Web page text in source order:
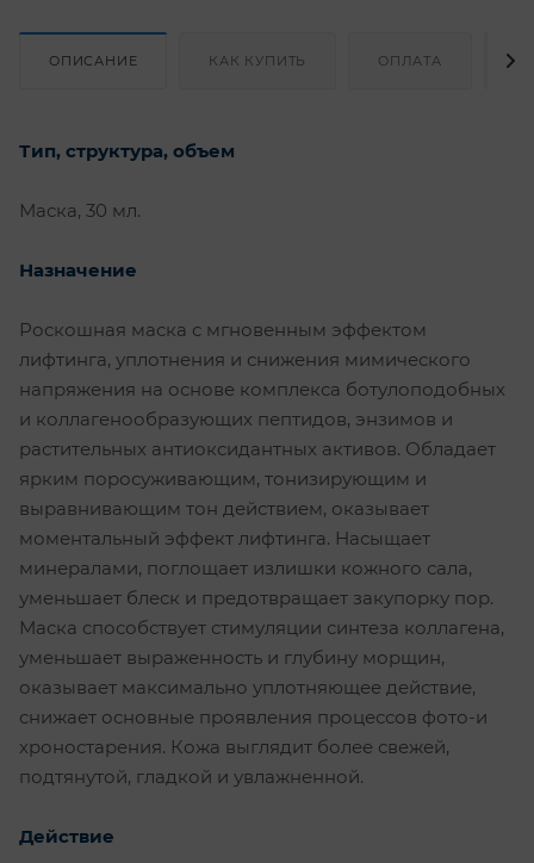
ОПИСАНИЕ КАК КУПИТЬ ОПЛАТА
Тип, структура, объем
Маска, 30 мл.
Назначение
Роскошная маска с мгновенным эффектом
лифтинга, уплотнения и снижения мимического
напряжения на основе комплекса ботулоподобных
и коллагенообразующих пептидов, энзимов и
растительных антиоксидантных активов. Обладает
ярким поросуживающим, тонизирующим и
выравнивающим тон действием, оказывает
моментальный эффект лифтинга. Насыщает
минералами, поглощает излишки кожного сала,
уменьшает блеск и предотвращает закупорку пор.
Маска способствует стимуляции синтеза коллагена,
уменьшает выраженность и глубину морщин,
оказывает максимально уплотняющее действие,
снижает основные проявления процессов фото-и
хроностарения. Кожа выглядит более свежей,
подтянутой, гладкой и увлажненной.
Действие